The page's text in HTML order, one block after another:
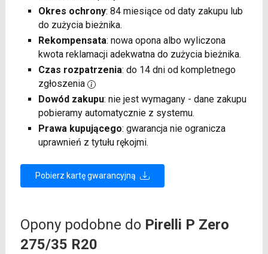
Okres ochrony: 84 miesiące od daty zakupu lub
do zużycia bieżnika.
Rekompensata: nowa opona albo wyliczona
kwota reklamacji adekwatna do zużycia bieżnika.
Czas rozpatrzenia: do 14 dni od kompletnego
zgłoszenia
Dowód zakupu: nie jest wymagany - dane zakupu
pobieramy automatycznie z systemu.
Prawa kupującego: gwarancja nie ogranicza
uprawnień z tytułu rękojmi.
Pobierz kartę gwarancyjną
Opony podobne do Pirelli P Zero
275/35 R20